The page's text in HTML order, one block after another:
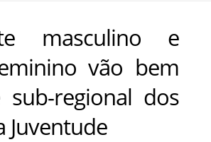
masculino e
vão bem
sub-regional dos
Juventude